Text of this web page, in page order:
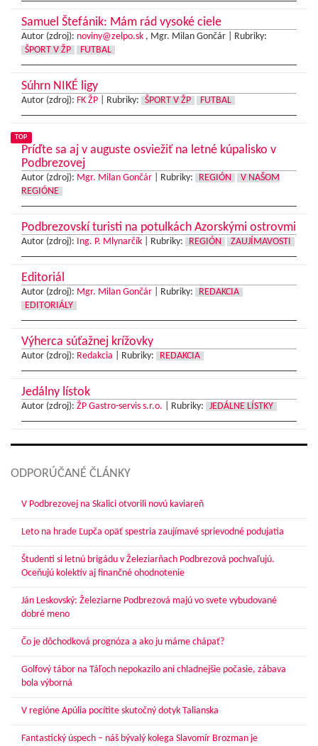
Samuel Štefánik: Mám rád vysoké ciele
Autor (zdroj): noviny@zelpo.sk , Mgr. Milan Gončár |
Rubriky:
ŠPORT V ŽP
FUTBAL
Súhrn NIKÉ ligy
Autor (zdroj): FK ŽP Rubriky: ŠPORT V ŽP FUTBAL
TOP
Príďte sa aj v auguste osviežiť na letné kúpalisko v
Podbrezovej
Autor (zdroj): Mgr. Milan Gončár Rubriky: REGIÓN
V NAŠOM
REGIÓNE
Podbrezovskí turisti na potulkách Azorskými ostrovmi
Autor (zdroj): Ing. P. Mlynarčík Rubriky: REGIÓN ZAUJÍMAVOSTI
Editoriál
Autor (zdroj): Mgr. Milan Gončár Rubriky:
REDAKCIA
EDITORIÁLY
Výherca súťažnej krížovky
Autor (zdroj): Redakcia Rubriky: REDAKCIA
Jedálny lístok
Autor (zdroj): ŽP Gastro-servis s.r.o. Rubriky: JEDÁLNE LÍSTKY
ODPORÚČANÉ ČLÁNKY
V Podbrezovej na Skalici otvorili novú kaviareň
Leto na hrade Ľupča opäť spestria zaujímavé sprievodné podujatia
Študenti si letnú brigádu v Železiarňach Podbrezová pochvaľujú.
Oceňujú kolektív aj finančné ohodnotenie
Ján Leskovský: Železiarne Podbrezová majú vo svete vybudované
dobré meno
Čo je dôchodková prognóza a ako ju máme chápať?
Golfový tábor na Táľoch nepokazilo ani chladnejšie počasie, zábava
bola výborná
V regióne Apúlia pocítite skutočný dotyk Talianska
Fantastický úspech – náš bývalý kolega Slavomír Brozman je